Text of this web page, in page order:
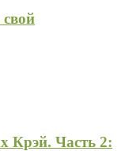
Крэй. Часть 2: